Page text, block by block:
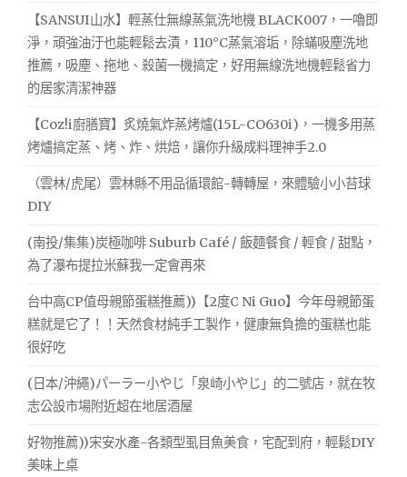
【SANSUI山水】輕蒸仕無線蒸氣洗地機 BLACK007，一嚕即
淨，頑強油汙也能輕鬆去漬，110°C蒸氣溶垢，除蟎吸塵洗地
推薦，吸塵、拖地、殺菌一機搞定，好用無線洗地機輕鬆省力
的居家清潔神器
【Coz!i廚膳寶】炙燒氣炸蒸烤爐(15L-CO630i)，一機多用蒸
烤爐搞定蒸、烤、炸、烘焙，讓你升級成料理神手2.0
（雲林/虎尾）雲林縣不用品循環館-轉轉屋，來體驗小小苔球
DIY
(南投/集集)炭極咖啡 Suburb Café / 飯麵餐食 / 輕食 / 甜點，
為了瀑布提拉米蘇我一定會再來
台中高CP值母親節蛋糕推薦))【2度C Ni Guo】今年母親節蛋
糕就是它了！！天然食材純手工製作，健康無負擔的蛋糕也能
很好吃
(日本/沖繩)パーラー小やじ「泉崎小やじ」的二號店，就在牧
志公設市場附近超在地居酒屋
好物推薦))宋安水產-各類型虱目魚美食，宅配到府，輕鬆DIY
美味上桌